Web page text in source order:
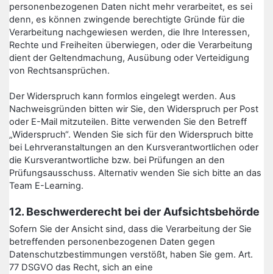
personenbezogenen Daten nicht mehr verarbeitet, es sei
denn, es können zwingende berechtigte Gründe für die
Verarbeitung nachgewiesen werden, die Ihre Interessen,
Rechte und Freiheiten überwiegen, oder die Verarbeitung
dient der Geltendmachung, Ausübung oder Verteidigung
von Rechtsansprüchen.
Der Widerspruch kann formlos eingelegt werden. Aus
Nachweisgründen bitten wir Sie, den Widerspruch per Post
oder E-Mail mitzuteilen. Bitte verwenden Sie den Betreff
„Widerspruch“. Wenden Sie sich für den Widerspruch bitte
bei Lehrveranstaltungen an den Kursverantwortlichen oder
die Kursverantwortliche bzw. bei Prüfungen an den
Prüfungsausschuss. Alternativ wenden Sie sich bitte an das
Team E-Learning.
12. Beschwerderecht bei der Aufsichtsbehörde
Sofern Sie der Ansicht sind, dass die Verarbeitung der Sie
betreffenden personenbezogenen Daten gegen
Datenschutzbestimmungen verstößt, haben Sie gem. Art.
77 DSGVO das Recht, sich an eine